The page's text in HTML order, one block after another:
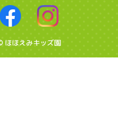
ほほえみキッズ園